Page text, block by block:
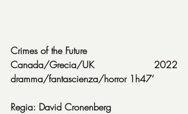
Crimes of the Future
Canada/Grecia/UK 2022
dramma/fantascienza/horror 1h47’
Regia: David Cronenberg